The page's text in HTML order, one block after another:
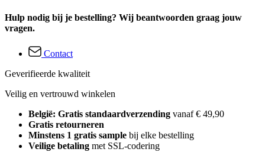
Hulp nodig bij je bestelling? Wij beantwoorden graag jouw
vragen.
Contact
Geverifieerde kwaliteit
Veilig en vertrouwd winkelen
België: Gratis standaardverzending vanaf € 49,90
Gratis retourneren
Minstens 1 gratis sample bij elke bestelling
Veilige betaling met SSL-codering